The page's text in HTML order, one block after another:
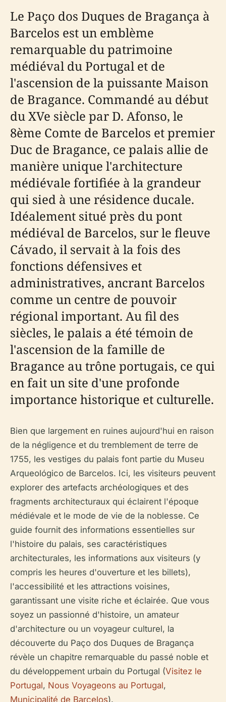
Le Paço dos Duques de Bragança à
Barcelos est un emblème
remarquable du patrimoine
médiéval du Portugal et de
l'ascension de la puissante Maison
de Bragance. Commandé au début
du XVe siècle par D. Afonso, le
8ème Comte de Barcelos et premier
Duc de Bragance, ce palais allie de
manière unique l'architecture
médiévale fortifiée à la grandeur
qui sied à une résidence ducale.
Idéalement situé près du pont
médiéval de Barcelos, sur le fleuve
Cávado, il servait à la fois des
fonctions défensives et
administratives, ancrant Barcelos
comme un centre de pouvoir
régional important. Au fil des
siècles, le palais a été témoin de
l'ascension de la famille de
Bragance au trône portugais, ce qui
en fait un site d'une profonde
importance historique et culturelle.
Bien que largement en ruines aujourd'hui en raison
de la négligence et du tremblement de terre de
1755, les vestiges du palais font partie du Museu
Arqueológico de Barcelos. Ici, les visiteurs peuvent
explorer des artefacts archéologiques et des
fragments architecturaux qui éclairent l'époque
médiévale et le mode de vie de la noblesse. Ce
guide fournit des informations essentielles sur
l'histoire du palais, ses caractéristiques
architecturales, les informations aux visiteurs (y
compris les heures d'ouverture et les billets),
l'accessibilité et les attractions voisines,
garantissant une visite riche et éclairée. Que vous
soyez un passionné d'histoire, un amateur
d'architecture ou un voyageur culturel, la
découverte du Paço dos Duques de Bragança
révèle un chapitre remarquable du passé noble et
du développement urbain du Portugal (Visitez le
Portugal, Nous Voyageons au Portugal,
Municipalité de Barcelos).